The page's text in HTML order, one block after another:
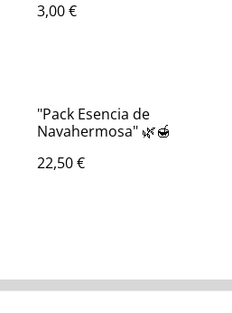
3,00 €
"Pack Esencia de
Navahermosa" 🌿🍯
22,50 €